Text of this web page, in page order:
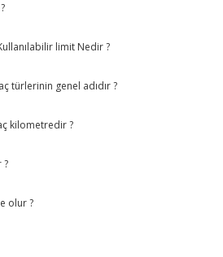
limit Nedir ?
türlerinin genel adıdır ?
kilometredir ?
?
olur ?